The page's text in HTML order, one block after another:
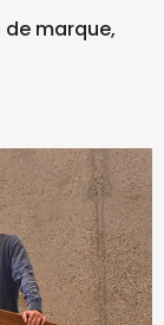
de marque,